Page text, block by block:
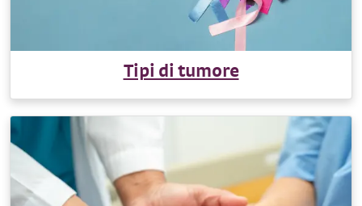
Tipi di tumore